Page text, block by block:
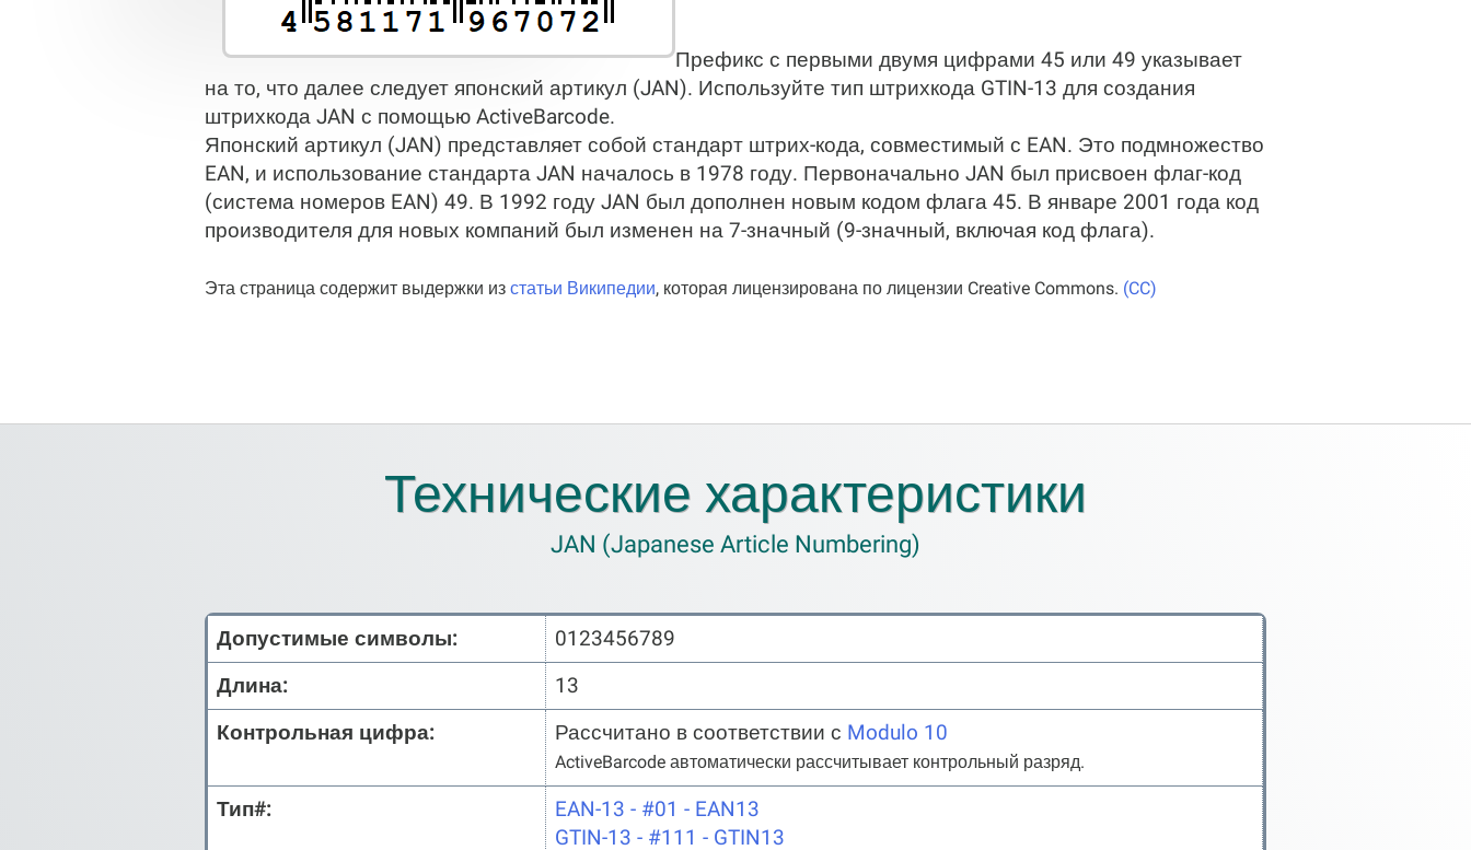
Префикс с первыми двумя цифрами 45 или 49 указывает
на то, что далее следует японский артикул (JAN). Используйте тип штрихкода GTIN-13 для создания
штрихкода JAN с помощью ActiveBarcode.
Японский артикул (JAN) представляет собой стандарт штрих-кода, совместимый с EAN. Это подмножество
EAN, и использование стандарта JAN началось в 1978 году. Первоначально JAN был присвоен флаг-код
(система номеров EAN) 49. В 1992 году JAN был дополнен новым кодом флага 45. В январе 2001 года код
производителя для новых компаний был изменен на 7-значный (9-значный, включая код флага).
Эта страница содержит выдержки из статьи Википедии, которая лицензирована по лицензии Creative Commons. (CC)
Технические характеристики
JAN (Japanese Article Numbering)
Допустимые символы:
0123456789
Длина:
13
Контрольная цифра:
Рассчитано в соответствии с Modulo 10
ActiveBarcode автоматически рассчитывает контрольный разряд.
Тип#:
EAN-13 - #01 - EAN13
GTIN-13 - #111 - GTIN13